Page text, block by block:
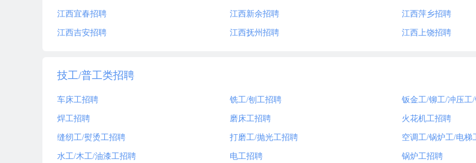
江西宜春招聘 江西新余招聘 江西萍乡招聘
江西吉安招聘 江西抚州招聘 江西上饶招聘
技工/普工类招聘
车床工招聘 铣工/刨工招聘 钣金工/铆工/冲压工
焊工招聘 磨床工招聘 火花机工招聘
缝纫工/熨烫工招聘 打磨工/抛光工招聘 空调工/锅炉工/电梯
水工/木工/油漆工招聘 电工招聘 锅炉工招聘